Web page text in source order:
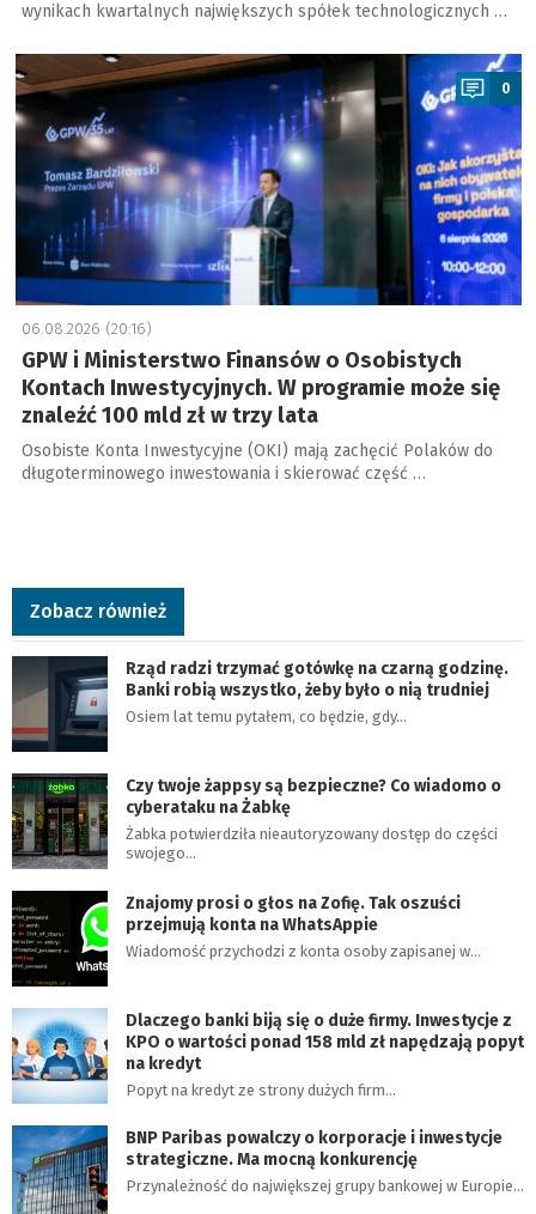
wynikach kwartalnych największych spółek technologicznych …
a
0
06.08.2026 (20:16)
GPW i Ministerstwo Finansów o Osobistych
Kontach Inwestycyjnych. W programie może się
znaleźć 100 mld zł w trzy lata
Osobiste Konta Inwestycyjne (OKI) mają zachęcić Polaków do
długoterminowego inwestowania i skierować część …
Zobacz również
Rząd radzi trzymać gotówkę na czarną godzinę.
Banki robią wszystko, żeby było o nią trudniej
Osiem lat temu pytałem, co będzie, gdy…
Czy twoje żappsy są bezpieczne? Co wiadomo o
cyberataku na Żabkę
Żabka potwierdziła nieautoryzowany dostęp do części
swojego…
Znajomy prosi o głos na Zofię. Tak oszuści
przejmują konta na WhatsAppie
Wiadomość przychodzi z konta osoby zapisanej w…
Dlaczego banki biją się o duże firmy. Inwestycje z
KPO o wartości ponad 158 mld zł napędzają popyt
na kredyt
Popyt na kredyt ze strony dużych firm…
BNP Paribas powalczy o korporacje i inwestycje
strategiczne. Ma mocną konkurencję
Przynależność do największej grupy bankowej w Europie…